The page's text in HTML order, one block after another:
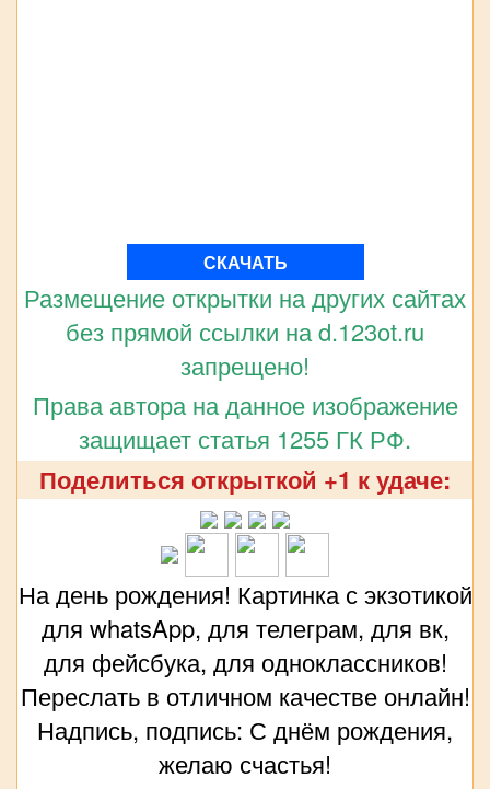
СКАЧАТЬ
Размещение открытки на других сайтах
без прямой ссылки на d.123ot.ru
запрещено!
Права автора на данное изображение
защищает статья 1255 ГК РФ.
Поделиться открыткой +1 к удаче:
На день рождения! Картинка с экзотикой
для whatsApp, для телеграм, для вк,
для фейсбука, для одноклассников!
Переслать в отличном качестве онлайн!
Надпись, подпись: С днём рождения,
желаю счастья!